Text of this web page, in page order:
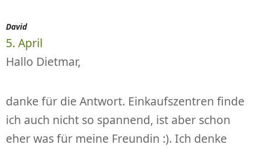
David
5. April
Hallo Dietmar,
danke für die Antwort. Einkaufszentren finde
ich auch nicht so spannend, ist aber schon
eher was für meine Freundin :). Ich denke